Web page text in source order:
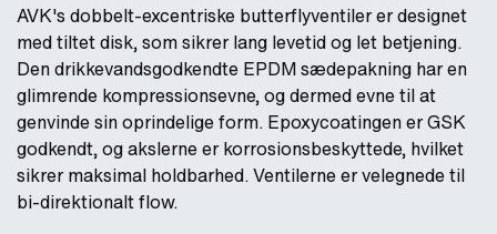
AVK's dobbelt-excentriske butterflyventiler er designet
med tiltet disk, som sikrer lang levetid og let betjening.
Den drikkevandsgodkendte EPDM sædepakning har en
glimrende kompressionsevne, og dermed evne til at
genvinde sin oprindelige form. Epoxycoatingen er GSK
godkendt, og akslerne er korrosionsbeskyttede, hvilket
sikrer maksimal holdbarhed. Ventilerne er velegnede til
bi-direktionalt flow.